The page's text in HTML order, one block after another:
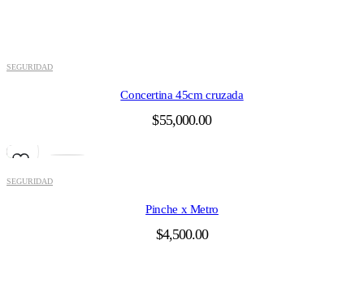
SEGURIDAD
Concertina 45cm cruzada
$55,000.00
SEGURIDAD
Pinche x Metro
$4,500.00